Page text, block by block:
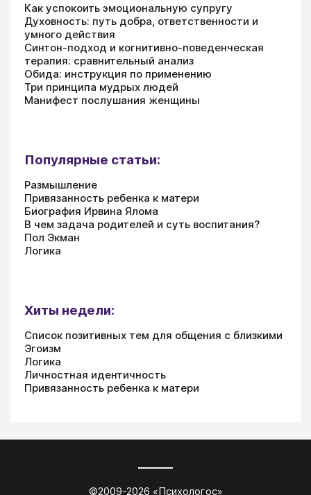
Как успокоить эмоциональную супругу
Духовность: путь добра, ответственности и
умного действия
Синтон-подход и когнитивно-поведенческая
терапия: сравнительный анализ
Обида: инструкция по применению
Три принципа мудрых людей
Манифест послушания женщины
Популярные статьи:
Размышление
Привязанность ребенка к матери
Биография Ирвина Ялома
В чем задача родителей и суть воспитания?
Пол Экман
Логика
Хиты недели:
Список позитивных тем для общения с близкими
Эгоизм
Логика
Личностная идентичность
Привязанность ребенка к матери
©2009-2026 «Психологос»